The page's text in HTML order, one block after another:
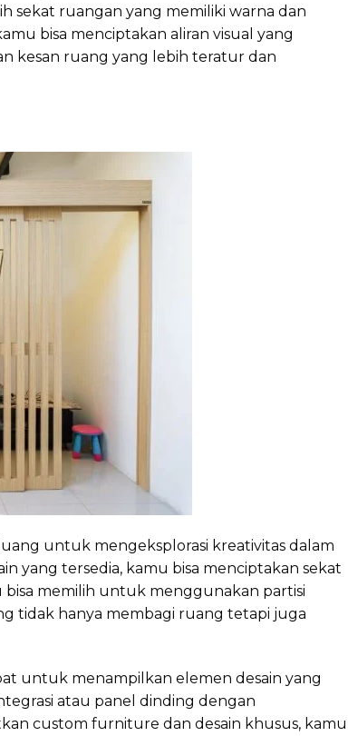
sekat ruangan yang memiliki warna dan
bisa menciptakan aliran visual yang
kesan ruang yang lebih teratur dan
untuk mengeksplorasi kreativitas dalam
yang tersedia, kamu bisa menciptakan sekat
bisa memilih untuk menggunakan partisi
tidak hanya membagi ruang tetapi juga
untuk menampilkan elemen desain yang
atau panel dinding dengan
custom furniture dan desain khusus, kamu